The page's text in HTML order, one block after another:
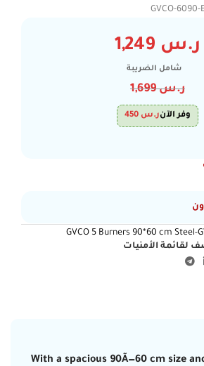
GVCO-6090-
ر.س
شامل الضريبة
ر.س1,699
وفر الآنر.س
GVCO 5 Burners 90*60 cm Steel-
لقائمة الأمنيات
With a spacious 90Ã—60 cm size